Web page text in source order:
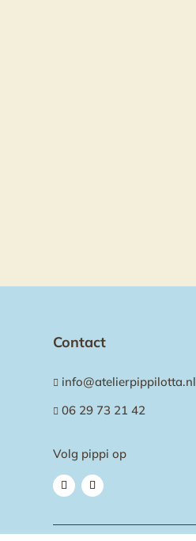
Contact
 info@atelierpippilotta.nl
 06 29 73 21 42
Volg pippi op